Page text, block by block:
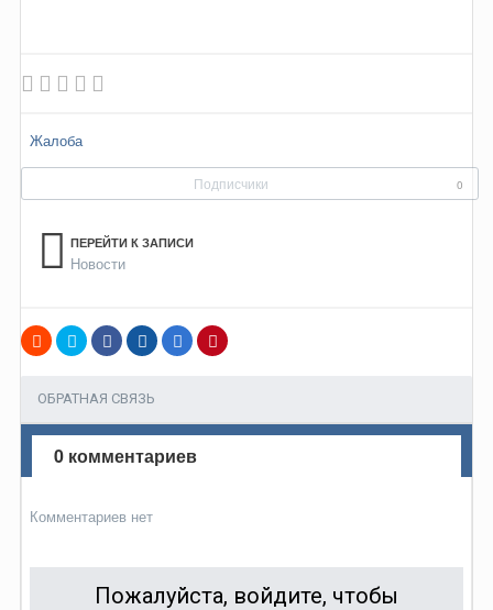
Жалоба
Подписчики 0
ПЕРЕЙТИ К ЗАПИСИ
Новости
ОБРАТНАЯ СВЯЗЬ
0 комментариев
Комментариев нет
Пожалуйста, войдите, чтобы